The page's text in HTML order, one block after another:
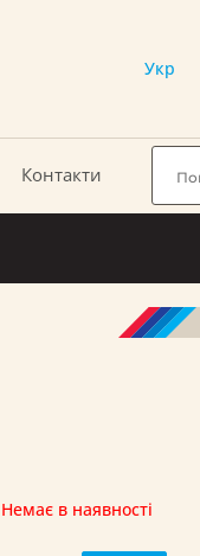
Укр
Контакти
Немає в наявності